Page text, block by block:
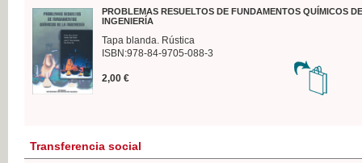
PROBLEMAS RESUELTOS DE FUNDAMENTOS QUÍMICOS
INGENIERÍA
Tapa blanda. Rústica
ISBN:978-84-9705-088-3
2,00 €
Transferencia social